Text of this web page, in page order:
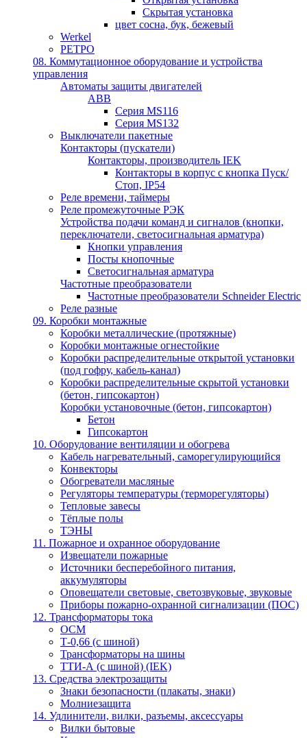
Скрытая установка
цвет сосна, бук, бежевый
Werkel
РЕТРО
08. Коммутационное оборудование и устройства
управления
Автоматы защиты двигателей
ABB
Серия MS116
Серия MS132
Выключатели пакетные
Контакторы (пускатели)
Контакторы, производитель IEK
Контакторы в корпус с кнопка Пуск/
Стоп, IP54
Реле времени, таймеры
Реле промежуточные РЭК
Устройства подачи команд и сигналов (кнопки,
переключатели, светосигнальная арматура)
Кнопки управления
Посты кнопочные
Светосигнальная арматура
Частотные преобразователи
Частотные преобразователи Schneider Electric
Реле разные
09. Коробки монтажные
Коробки металлические (протяжные)
Коробки монтажные огнестойкие
Коробки распределительные открытой установки
(под гофру, кабель-канал)
Коробки распределительные скрытой установки
(бетон, гипсокартон)
Коробки установочные (бетон, гипсокартон)
Бетон
Гипсокартон
10. Оборудование вентиляции и обогрева
Кабель нагревательный, саморегулирующийся
Конвекторы
Обогреватели масляные
Регуляторы температуры (терморегуляторы)
Тепловые завесы
Тёплые полы
ТЭНЫ
11. Пожарное и охранное оборудование
Извещатели пожарные
Источники бесперебойного питания,
аккумуляторы
Оповещатели световые, светозвуковые, звуковые
Приборы пожарно-охранной сигнализации (ПОС)
12. Трансформаторы тока
ОСМ
Т-0,66 (с шиной)
Трансформаторы на шины
ТТИ-А (с шиной) (IEK)
13. Средства электрозащиты
Знаки безопасности (плакаты, знаки)
Молниезащита
14. Удлинители, вилки, разъемы, аксессуары
Вилки бытовые